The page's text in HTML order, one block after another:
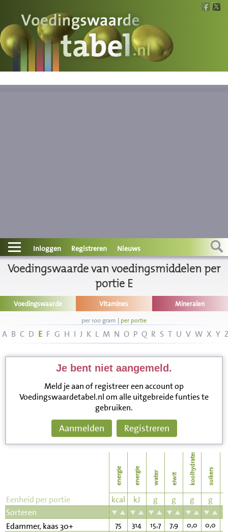
Voedingswaarde
Wat is wat?
Contact
Informatie
Inloggen Registreren Nieuws
Voedingswaarde van voedingsmiddelen per
portie E
Voedingswaarde Vitamines Mineralen
per 100 gram | per portie
A B C D E F G H I J K L M N O P Q R S T U V W X Y
Je bent niet aangemeld.
Meld je aan of registreer een account op
Voedingswaardetabel.nl om alle uitgebreide funties te
gebruiken.
Aanmelden Registreren
energie energie water eiwit koolhydraten suikers
Eenheid per portie kcal kJ g g g g
Sorteren
Edammer, kaas 30+
75 314 15,7 7,9 0,0 0,0